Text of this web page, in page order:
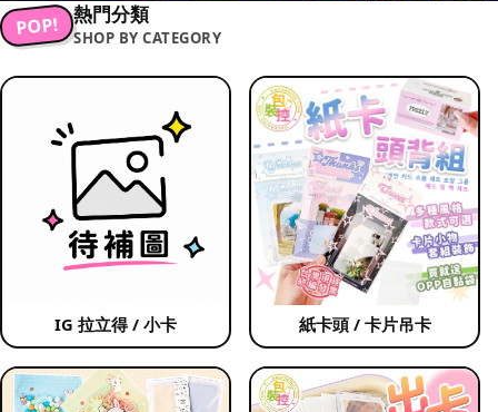
POP! 熱門分類
SHOP BY CATEGORY
IG 拉立得 / 小卡 紙卡頭 / 卡片吊卡